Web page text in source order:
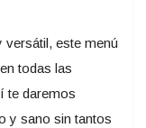
este menú
todas las
te daremos
y sano sin tantos